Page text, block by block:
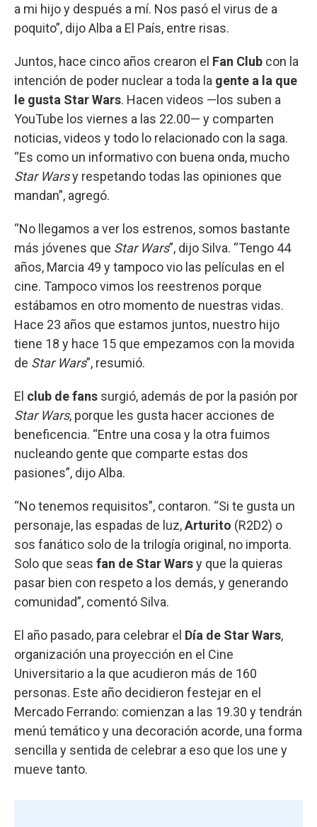
a mi hijo y después a mí. Nos pasó el virus de a
poquito”, dijo Alba a El País, entre risas.
Juntos, hace cinco años crearon el Fan Club con la
intención de poder nuclear a toda la gente a la que
le gusta Star Wars. Hacen videos —los suben a
YouTube los viernes a las 22.00— y comparten
noticias, videos y todo lo relacionado con la saga.
“Es como un informativo con buena onda, mucho
Star Warsy respetando todas las opiniones que
mandan”, agregó.
“No llegamos a ver los estrenos, somos bastante
más jóvenes que Star Wars”, dijo Silva. “Tengo 44
años, Marcia 49 y tampoco vio las películas en el
cine. Tampoco vimos los reestrenos porque
estábamos en otro momento de nuestras vidas.
Hace 23 años que estamos juntos, nuestro hijo
tiene 18 y hace 15 que empezamos con la movida
de Star Wars”, resumió.
El club de fans surgió, además de por la pasión por
Star Wars, porque les gusta hacer acciones de
beneficencia. “Entre una cosa y la otra fuimos
nucleando gente que comparte estas dos
pasiones”, dijo Alba.
“No tenemos requisitos”, contaron. “Si te gusta un
personaje, las espadas de luz,Arturito (R2D2) o
sos fanático solo de la trilogía original, no importa.
Solo que seas fan de Star Warsy que la quieras
pasar bien con respeto a los demás, y generando
comunidad”, comentó Silva.
El año pasado, para celebrar el Día de Star Wars,
organización una proyección en el Cine
Universitario a la que acudieron más de 160
personas. Este año decidieron festejar en el
Mercado Ferrando: comienzan a las 19.30 y tendrán
menú temático y una decoración acorde, una forma
sencilla y sentida de celebrar a eso que los une y
mueve tanto.